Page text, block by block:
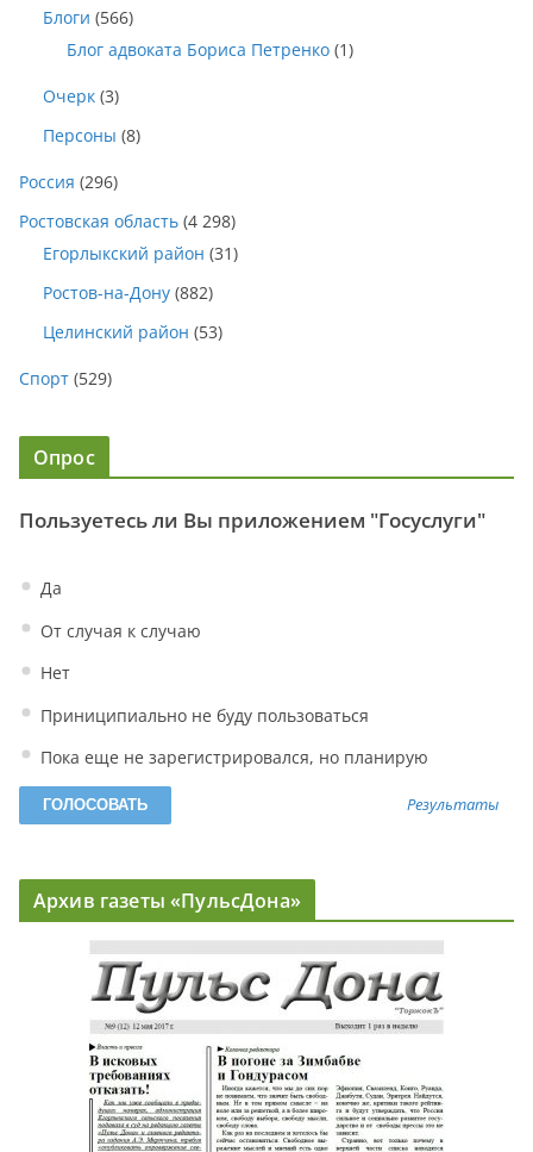
Блоги (566)
Блог адвоката Бориса Петренко (1)
Очерк (3)
Персоны (8)
Россия (296)
Ростовская область (4 298)
Егорлыкский район (31)
Ростов-на-Дону (882)
Целинский район (53)
Спорт (529)
Опрос
Пользуетесь ли Вы приложением "Госуслуги"
Да
От случая к случаю
Нет
Приниципиально не буду пользоваться
Пока еще не зарегистрировался, но планирую
Результаты
Архив газеты «ПульсДона»